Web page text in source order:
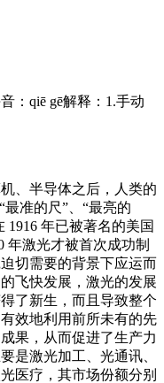
：qiē gē解释：1.手动
、半导体之后，人类的
准的尺”、“最亮的
1916 年已被著名的美国
年激光才被首次成功制
切需要的背景下应运而
飞快发展，激光的发展
了新生，而且导致整个
效地利用前所未有的先
果，从而促进了生产力
是激光加工、光通讯、
医疗，其市场份额分别